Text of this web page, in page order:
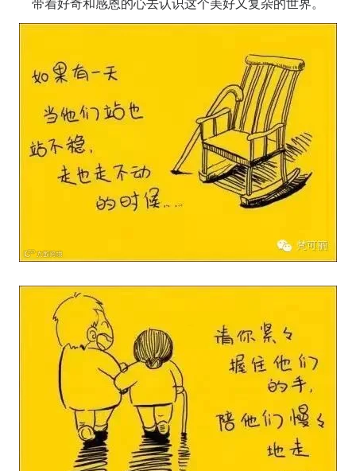
带着好奇和感恩的心去认识这个美好又复杂的世界。